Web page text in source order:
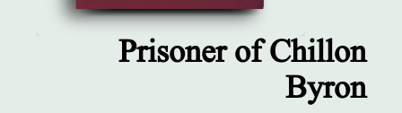
Prisoner of Chillon
Byron